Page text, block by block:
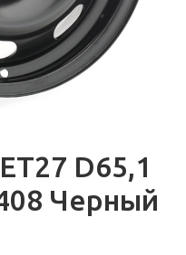
D65,1
Черный